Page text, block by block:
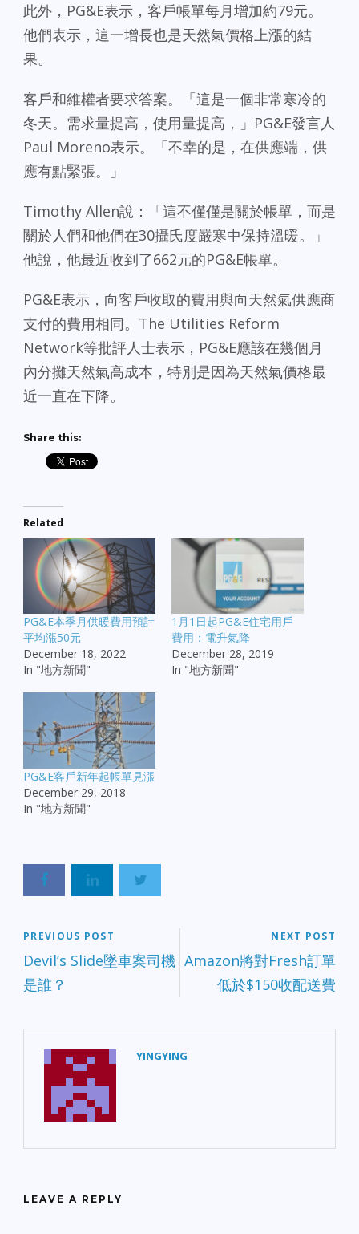
此外，PG&E表示，客戶帳單每月增加約79元。
他們表示，這一增長也是天然氣價格上漲的結
果。
客戶和維權者要求答案。「這是一個非常寒冷的
冬天。需求量提高，使用量提高，」PG&E發言人
Paul Moreno表示。「不幸的是，在供應端，供
應有點緊張。」
Timothy Allen說：「這不僅僅是關於帳單，而是
關於人們和他們在30攝氏度嚴寒中保持溫暖。」
他說，他最近收到了662元的PG&E帳單。
PG&E表示，向客戶收取的費用與向天然氣供應商
支付的費用相同。The Utilities Reform
Network等批評人士表示，PG&E應該在幾個月
內分攤天然氣高成本，特別是因為天然氣價格最
近一直在下降。
Share this:
Related
PG&E本季月供暖費用預計
平均漲50元
December 18, 2022
In "地方新聞"
1月1日起PG&E住宅用戶
費用：電升氣降
December 28, 2019
In "地方新聞"
PG&E客戶新年起帳單見漲
December 29, 2018
In "地方新聞"
PREVIOUS POST
Devil’s Slide墜車案司機
是誰？
NEXT POST
Amazon將對Fresh訂單
低於$150收配送費
YINGYING
LEAVE A REPLY